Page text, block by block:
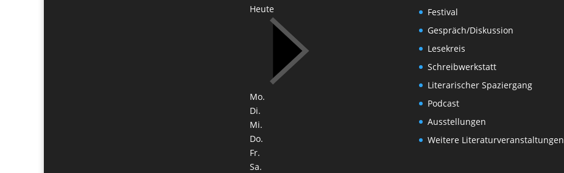
Heute
Mo.
Di.
Mi.
Do.
Fr.
Sa.
Festival
Gespräch/Diskussion
Lesekreis
Schreibwerkstatt
Literarischer Spaziergang
Podcast
Ausstellungen
Weitere Literaturveranstaltungen